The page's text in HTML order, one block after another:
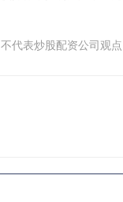
代表炒股配资公司观点